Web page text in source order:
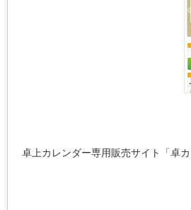
卓上カレンダー専用販売サイト「卓